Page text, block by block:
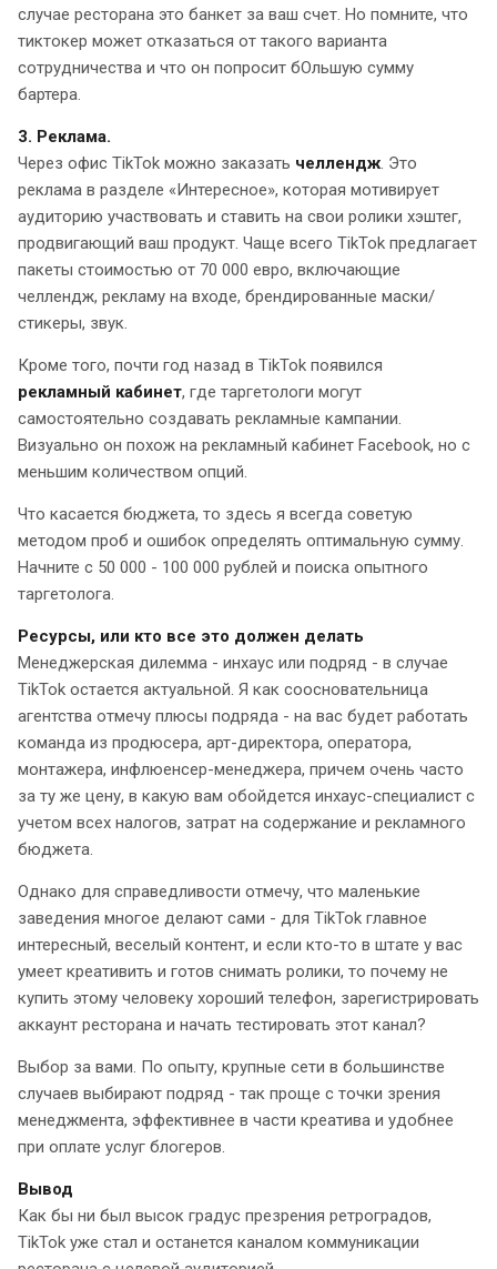
случае ресторана это банкет за ваш счет. Но помните, что
тиктокер может отказаться от такого варианта
сотрудничества и что он попросит бОльшую сумму
бартера.
3. Реклама.
Через офис TikTok можно заказать челлендж. Это
реклама в разделе «Интересное», которая мотивирует
аудиторию участвовать и ставить на свои ролики хэштег,
продвигающий ваш продукт. Чаще всего TikTok предлагает
пакеты стоимостью от 70 000 евро, включающие
челлендж, рекламу на входе, брендированные маски/
стикеры, звук.
Кроме того, почти год назад в TikTok появился
рекламный кабинет, где таргетологи могут
самостоятельно создавать рекламные кампании.
Визуально он похож на рекламный кабинет Facebook, но с
меньшим количеством опций.
Что касается бюджета, то здесь я всегда советую
методом проб и ошибок определять оптимальную сумму.
Начните с 50 000 - 100 000 рублей и поиска опытного
таргетолога.
Ресурсы, или кто все это должен делать
Менеджерская дилемма - инхаус или подряд - в случае
TikTok остается актуальной. Я как соосновательница
агентства отмечу плюсы подряда - на вас будет работать
команда из продюсера, арт-директора, оператора,
монтажера, инфлюенсер-менеджера, причем очень часто
за ту же цену, в какую вам обойдется инхаус-специалист с
учетом всех налогов, затрат на содержание и рекламного
бюджета.
Однако для справедливости отмечу, что маленькие
заведения многое делают сами - для TikTok главное
интересный, веселый контент, и если кто-то в штате у вас
умеет креативить и готов снимать ролики, то почему не
купить этому человеку хороший телефон, зарегистрировать
аккаунт ресторана и начать тестировать этот канал?
Выбор за вами. По опыту, крупные сети в большинстве
случаев выбирают подряд - так проще с точки зрения
менеджмента, эффективнее в части креатива и удобнее
при оплате услуг блогеров.
Вывод
Как бы ни был высок градус презрения ретроградов,
TikTok уже стал и останется каналом коммуникации